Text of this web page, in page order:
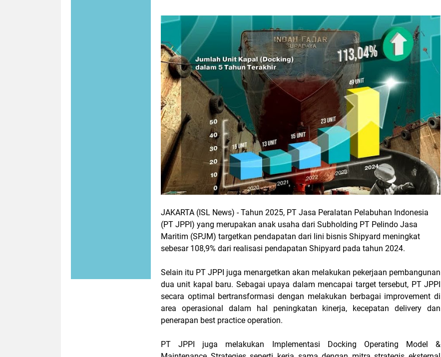
JAKARTA (ISL News) -Tahun 2025, PT Jasa Peralatan Pelabuhan Indonesia
(PT JPPI) yang merupakan anak usaha dari Subholding PT Pelindo Jasa
Maritim (SPJM) targetkan pendapatan dari lini bisnis Shipyard meningkat
sebesar 108,9% dari realisasi pendapatan Shipyard pada tahun 2024.
Selain itu PT JPPI juga menargetkan akan melakukan pekerjaan pembangunan
dua unit kapal baru. Sebagai upaya dalam mencapai target tersebut, PT JPPI
secara optimal bertransformasi dengan melakukan berbagai improvement di
area operasional dalam hal peningkatan kinerja, kecepatan delivery dan
penerapan best practice operation.
PT JPPI juga melakukan Implementasi Docking Operating Model &